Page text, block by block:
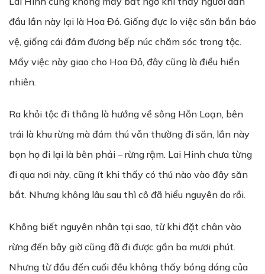
đầu lần này lại là Hoa Đỏ. Giống đực lo việc săn bắn bảo
vệ, giống cái đảm đương bếp núc chăm sóc trong tộc.
Mấy việc này giao cho Hoa Đỏ, đây cũng là điều hiển
nhiên.
Ra khỏi tộc đi thẳng là hướng về sông Hỗn Loạn, bên
trái là khu rừng mà đám thú vẫn thường đi săn, lần này
bọn họ đi lại là bên phải – rừng rậm. Lai Hinh chưa từng
đi qua nơi này, cũng ít khi thấy có thú nào vào đây săn
bắt. Nhưng không lâu sau thì cô đã hiểu nguyên do rồi.
Không biết nguyên nhân tại sao, từ khi đặt chân vào
rừng đến bây giờ cũng đã đi được gần ba mươi phút.
Nhưng từ đầu đến cuối đều không thấy bóng dáng của